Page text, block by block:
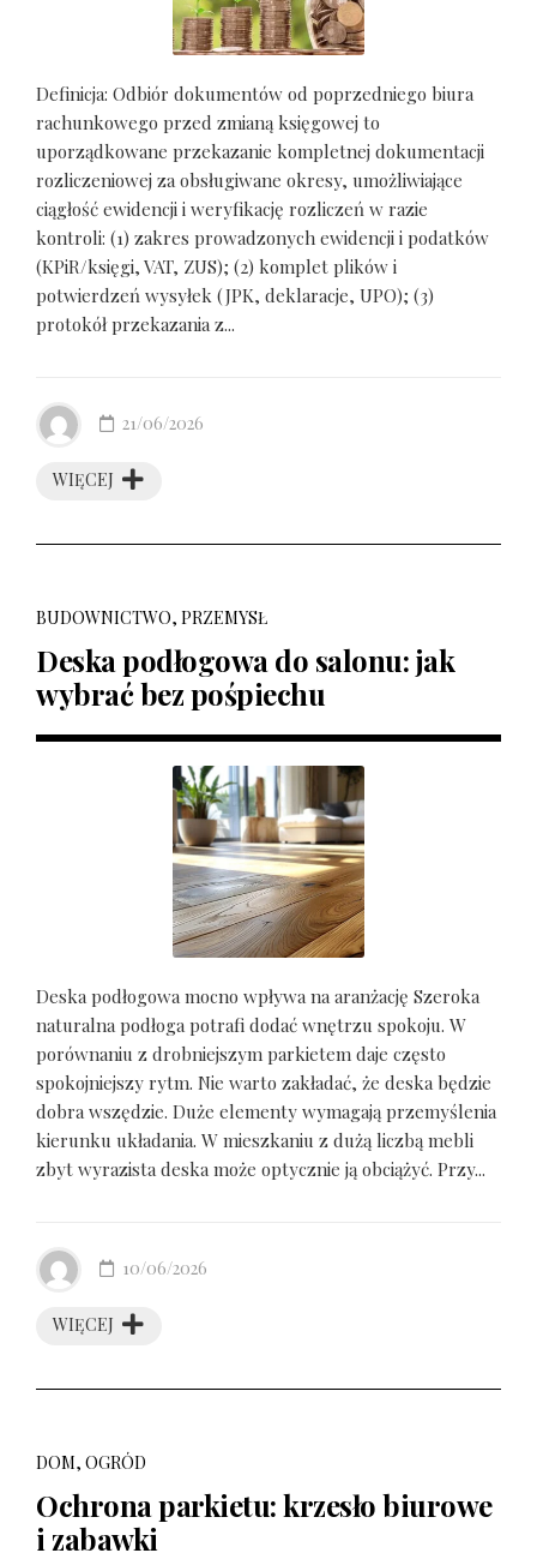
Definicja: Odbiór dokumentów od poprzedniego biura
rachunkowego przed zmianą księgowej to
uporządkowane przekazanie kompletnej dokumentacji
rozliczeniowej za obsługiwane okresy, umożliwiające
ciągłość ewidencji i weryfikację rozliczeń w razie
kontroli: (1) zakres prowadzonych ewidencji i podatków
(KPiR/księgi, VAT, ZUS); (2) komplet plików i
potwierdzeń wysyłek (JPK, deklaracje, UPO); (3)
protokół przekazania z...
WIĘCEJ
21/06/2026
BUDOWNICTWO, PRZEMYSŁ
Deska podłogowa do salonu: jak
wybrać bez pośpiechu
Deska podłogowa mocno wpływa na aranżację Szeroka
naturalna podłoga potrafi dodać wnętrzu spokoju. W
porównaniu z drobniejszym parkietem daje często
spokojniejszy rytm. Nie warto zakładać, że deska będzie
dobra wszędzie. Duże elementy wymagają przemyślenia
kierunku układania. W mieszkaniu z dużą liczbą mebli
zbyt wyrazista deska może optycznie ją obciążyć. Przy...
WIĘCEJ
10/06/2026
DOM, OGRÓD
Ochrona parkietu: krzesło biurowe
i zabawki